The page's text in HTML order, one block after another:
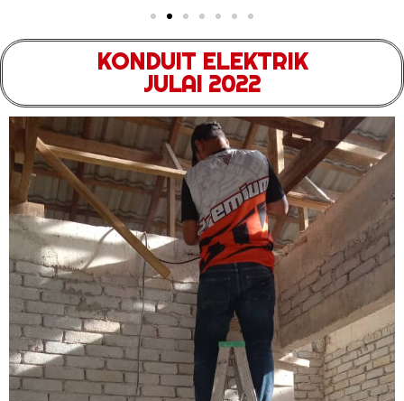
KONDUIT ELEKTRIK
JULAI 2022